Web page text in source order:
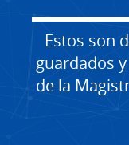
Estos son
guardados
de la